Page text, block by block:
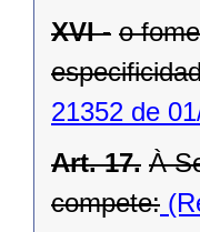
XVI - o
21352 de
Art. 17. À
compete: